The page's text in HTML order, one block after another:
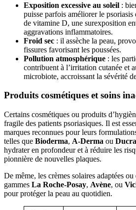
Exposition excessive au soleil :
puisse parfois améliorer le
de vitamine D, une surexposition
aggravations inflammatoires.
Froid sec : il assèche la peau,
fissures favorisant les poussées.
Pollution atmosphérique : les
contribuent à l’irritation cutanée et
microbiote, accroissant la sévérité
Produits cosmétiques et soins
Certains cosmétiques ou produits
fragile des patients psoriasiques. Il est
marques reconnues pour leurs
telles que Bioderma, A-Derma ou
hydrater en profondeur et à réduire les
pionnière de nouvelles plaques.
De même, les crèmes solaires adaptées ou
gammes La Roche-Posay, Avène, ou
pour protéger la peau au quotidien.